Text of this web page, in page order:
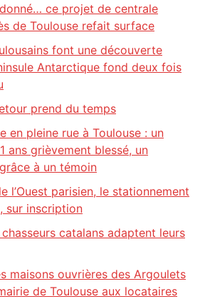
ce projet de centrale
de Toulouse refait surface
font une découverte
Antarctique fond deux fois
prend du temps
en pleine rue à Toulouse : un
ans grièvement blessé, un
à un témoin
l’Ouest parisien, le stationnement
sur inscription
catalans adaptent leurs
maisons ouvrières des Argoulets
de Toulouse aux locataires